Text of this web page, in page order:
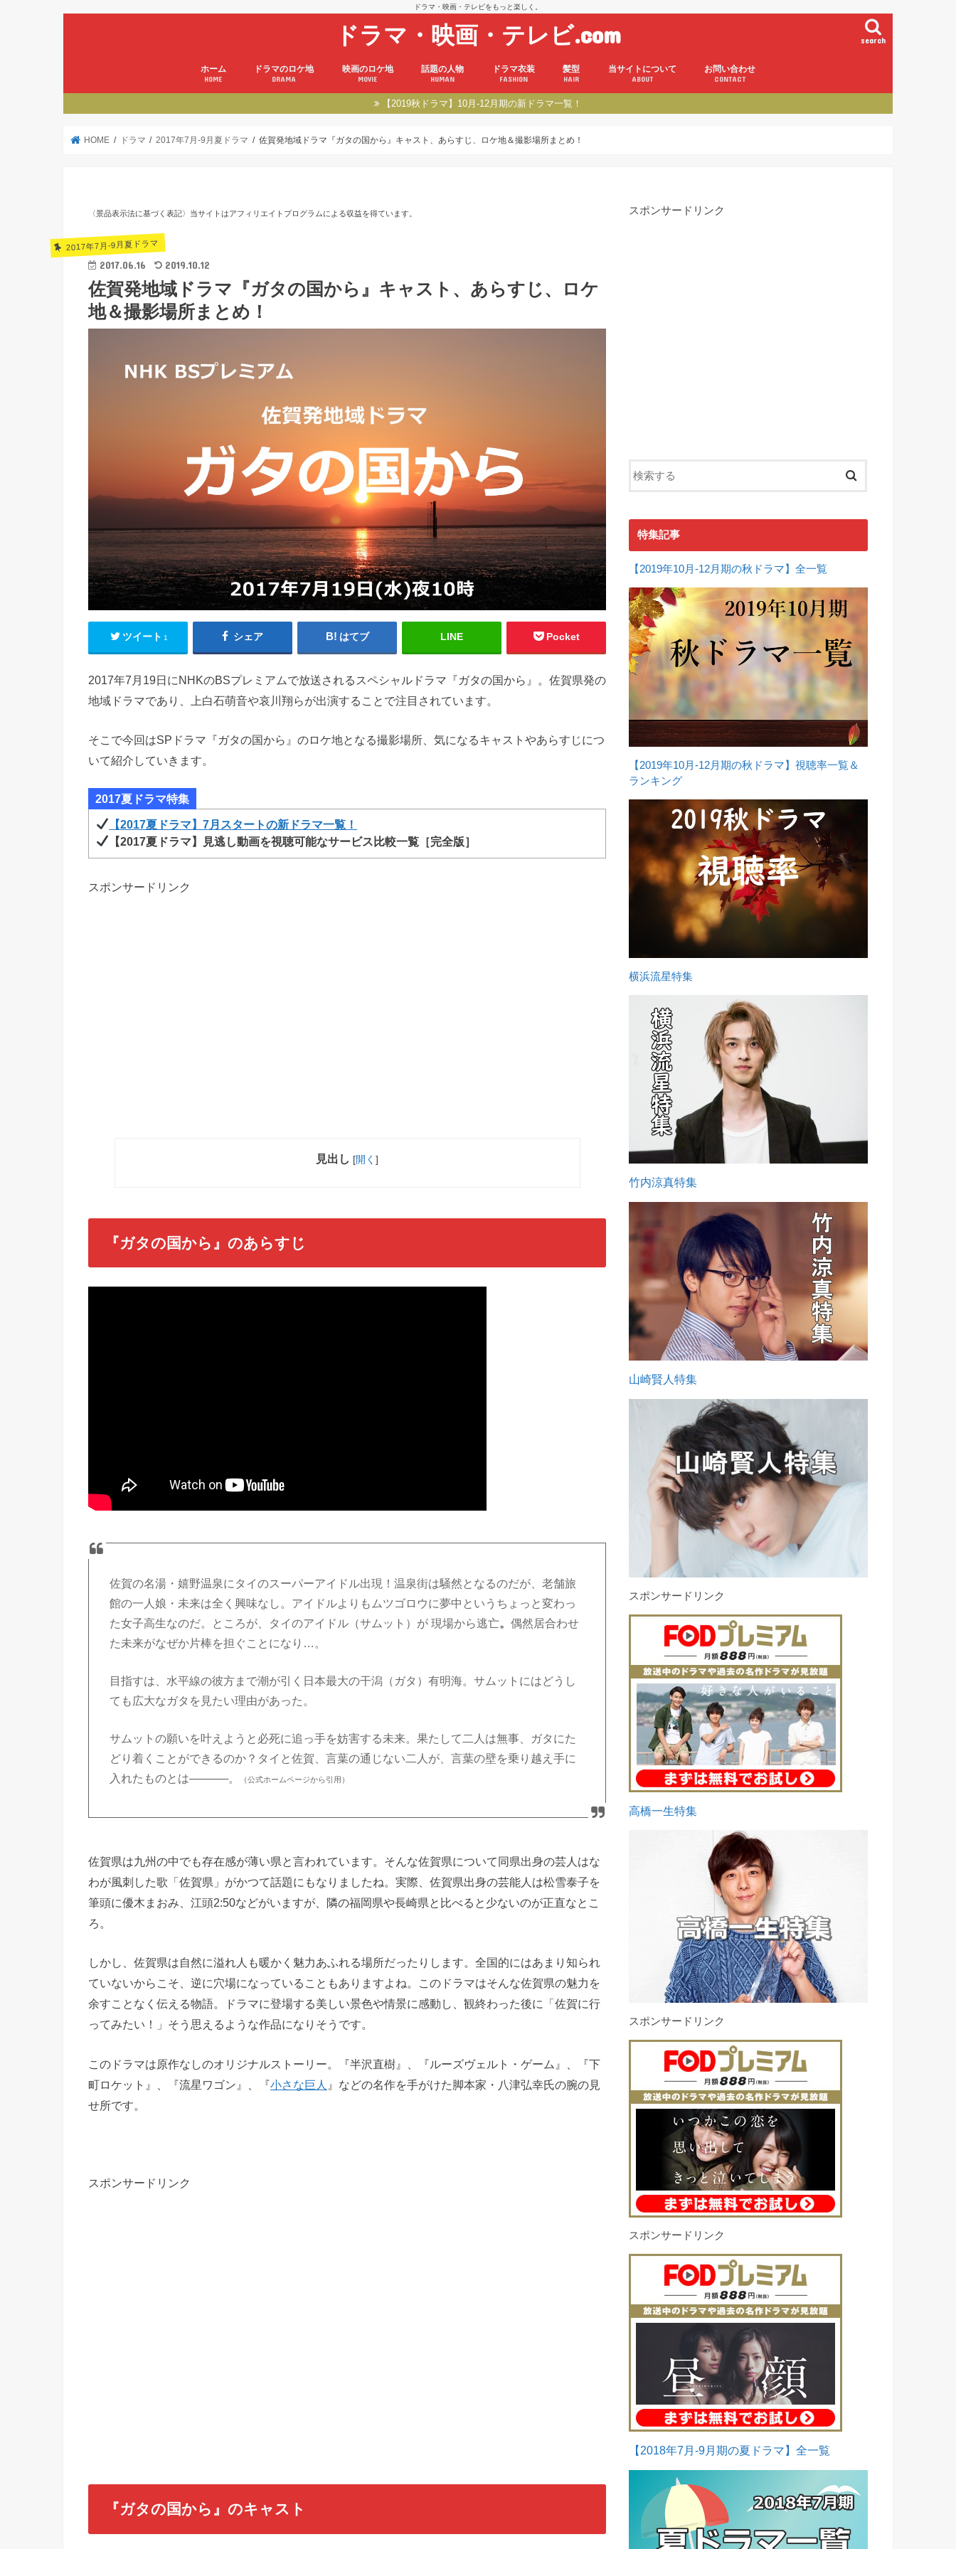
ドラマ・映画・テレビをもっと楽しく。
ドラマ・映画・テレビ.com search
ホーム
HOME
ドラマのロケ地
DRAMA
映画のロケ地
MOVIE
話題の人物
HUMAN
ドラマ衣装
FASHION
髪型
HAIR
当サイトについて
ABOUT
お問い合わせ
CONTACT
【2019秋ドラマ】10月-12月期の新ドラマ一覧！
HOME ドラマ 2017年7月-9月夏ドラマ 佐賀発地域ドラマ『ガタの国から』キャスト、あらすじ、ロケ地＆撮影場所まとめ！
〈景品表示法に基づく表記〉当サイトはアフィリエイトプログラムによる収益を得ています。
2017年7月-9月夏ドラマ
2017.06.16 2019.10.12
佐賀発地域ドラマ『ガタの国から』キャスト、あらすじ、ロケ
地＆撮影場所まとめ！
ツイート 1 シェア はてブ LINE Pocket
2017年7月19日にNHKのBSプレミアムで放送されるスペシャルドラマ『ガタの国から』。佐賀県発の
地域ドラマであり、上白石萌音や哀川翔らが出演することで注目されています。
そこで今回はSPドラマ『ガタの国から』のロケ地となる撮影場所、気になるキャストやあらすじにつ
いて紹介していきます。
2017夏ドラマ特集
【2017夏ドラマ】7月スタートの新ドラマ一覧！
【2017夏ドラマ】見逃し動画を視聴可能なサービス比較一覧［完全版］
スポンサードリンク
見出し [開く ]
『ガタの国から』のあらすじ
佐賀の名湯・嬉野温泉にタイのスーパーアイドル出現！温泉街は騒然となるのだが、老舗旅
館の一人娘・未来は全く興味なし。アイドルよりもムツゴロウに夢中というちょっと変わっ
た女子高生なのだ。
ところが、タイのアイドル（サムット）が 現場から逃亡。偶然居合わせ
た未来がなぜか片棒を担ぐことになり…。
目指すは、水平線の彼方まで潮が引く日本最大の干潟（ガタ）有明海。サムットにはどうし
ても広大なガタを見たい理由があった。
サムットの願いを叶えようと必死に追っ手を妨害する未来。果たして二人は無事、ガタにた
どり着くことができるのか？タイと佐賀、言葉の通じない二人が、言葉の壁を乗り越え手に
入れたものとは─────。
（公式ホームページから引用）
佐賀県は九州の中でも存在感が薄い県と言われています。そんな佐賀県について同県出身の芸人はな
わが風刺した歌「佐賀県」がかつて話題にもなりましたね。実際、佐賀県出身の芸能人は松雪泰子を
筆頭に優木まおみ、江頭2:50などがいますが、隣の福岡県や長崎県と比べると少ないのが正直なとこ
ろ。
しかし、佐賀県は自然に溢れ人も暖かく魅力あふれる場所だったりします。全国的にはあまり知られ
ていないからこそ、逆に穴場になっていることもありますよね。このドラマはそんな佐賀県の魅力を
余すことなく伝える物語。ドラマに登場する美しい景色や情景に感動し、観終わった後に「佐賀に行
ってみたい！」そう思えるような作品になりそうです。
このドラマは原作なしのオリジナルストーリー。『半沢直樹』、『ルーズヴェルト・ゲーム』、『下
町ロケット』、『流星ワゴン』、『小さな巨人 』などの名作を手がけた脚本家・八津弘幸氏の腕の見
せ所です。
スポンサードリンク
『ガタの国から』のキャスト
スポンサードリンク
特集記事
【2019年10月-12月期の秋ドラマ】全一覧
【2019年10月-12月期の秋ドラマ】視聴率一覧＆
ランキング
横浜流星特集
竹内涼真特集
山崎賢人特集
スポンサードリンク
高橋一生特集
スポンサードリンク
スポンサードリンク
【2018年7月-9月期の夏ドラマ】全一覧